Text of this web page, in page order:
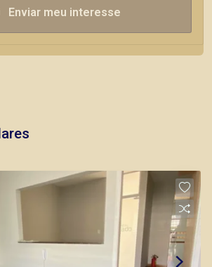
Enviar meu interesse